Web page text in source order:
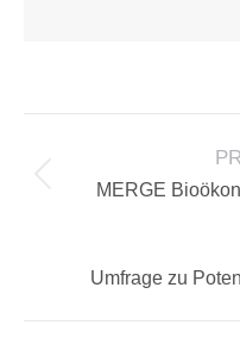
NAVIGATION
MERGE
Umfrage zu